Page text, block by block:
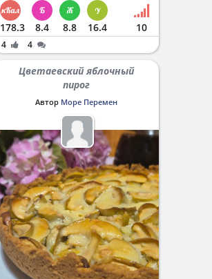
178.3 8.4 8.8 16.4 10
4 4
Цветаевский яблочный
пирог
Автор Море Перемен